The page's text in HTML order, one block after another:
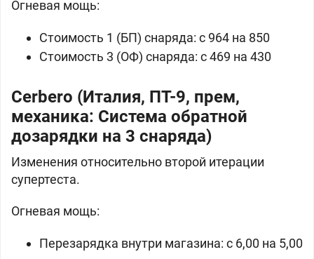
Огневая мощь:
Стоимость 1 (БП) снаряда: c 964 на 850
Стоимость 3 (ОФ) снаряда: c 469 на 430
Cerbero (Италия, ПТ-9, прем,
механика: Система обратной
дозарядки на 3 снаряда)
Изменения относительно второй итерации
супертеста.
Огневая мощь:
Перезарядка внутри магазина: c 6,00 на 5,00